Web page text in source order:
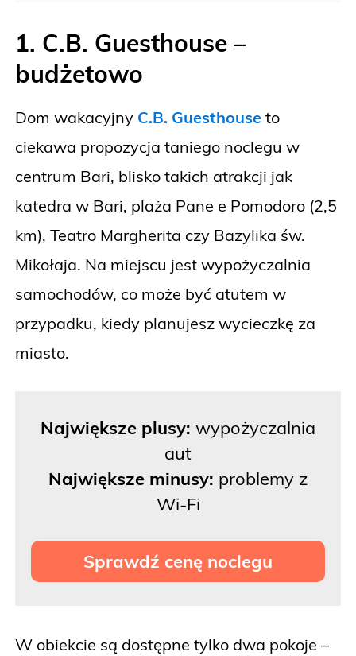
1. C.B. Guesthouse –
budżetowo
Dom wakacyjny C.B. Guesthouse to
ciekawa propozycja taniego noclegu w
centrum Bari, blisko takich atrakcji jak
katedra w Bari, plaża Pane e Pomodoro (2,5
km), Teatro Margherita czy Bazylika św.
Mikołaja. Na miejscu jest wypożyczalnia
samochodów, co może być atutem w
przypadku, kiedy planujesz wycieczkę za
miasto.
Największe plusy: wypożyczalnia
aut
Największe minusy: problemy z
Wi-Fi
Sprawdź cenę noclegu
W obiekcie są dostępne tylko dwa pokoje –